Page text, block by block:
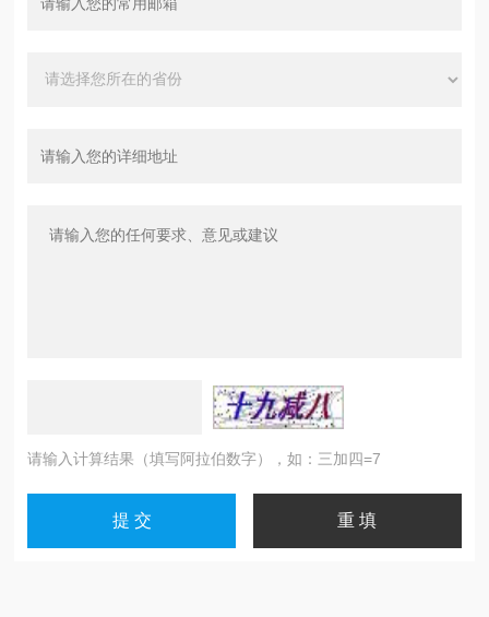
请输入计算结果（填写阿拉伯数字），如：三加四=7